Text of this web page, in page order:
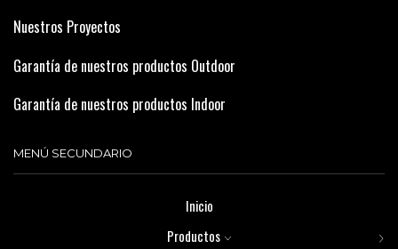
Nuestros Proyectos
Garantía de nuestros productos Outdoor
Garantía de nuestros productos Indoor
MENÚ SECUNDARIO
Inicio
Productos